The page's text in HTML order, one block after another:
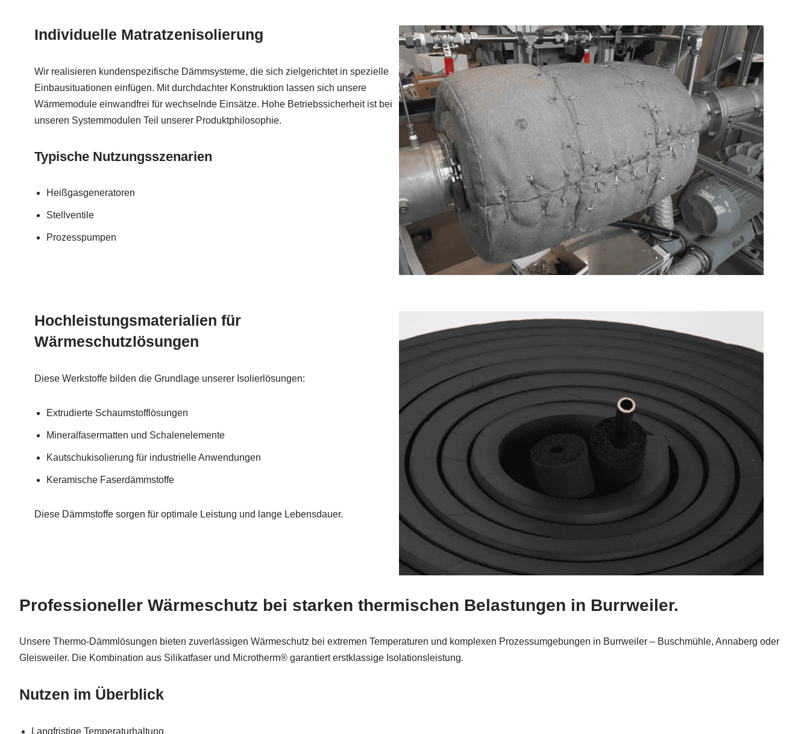
Individuelle Matratzenisolierung
Wir realisieren kundenspezifische Dämmsysteme, die sich zielgerichtet in spezielle
Einbausituationen einfügen. Mit durchdachter Konstruktion lassen sich unsere
Wärmemodule einwandfrei für wechselnde Einsätze. Hohe Betriebssicherheit ist bei
unseren Systemmodulen Teil unserer Produktphilosophie.
Typische Nutzungsszenarien
Heißgasgeneratoren
Stellventile
Prozesspumpen
Hochleistungsmaterialien für
Wärmeschutzlösungen
Diese Werkstoffe bilden die Grundlage unserer Isolierlösungen:
Extrudierte Schaumstofflösungen
Mineralfasermatten und Schalenelemente
Kautschukisolierung für industrielle Anwendungen
Keramische Faserdämmstoffe
Diese Dämmstoffe sorgen für optimale Leistung und lange Lebensdauer.
Professioneller Wärmeschutz bei starken thermischen Belastungen in Burrweiler.
Unsere Thermo-Dämmlösungen bieten zuverlässigen Wärmeschutz bei extremen Temperaturen und komplexen Prozessumgebungen in Burrweiler – Buschmühle, Annaberg oder
Gleisweiler. Die Kombination aus Silikatfaser und Microtherm® garantiert erstklassige Isolationsleistung.
Nutzen im Überblick
Langfristige Temperaturhaltung